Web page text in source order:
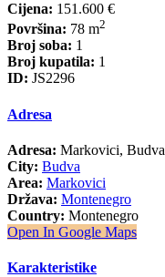
Cijena: 151.600 €
Površina: 78 m2
Broj soba: 1
Broj kupatila: 1
ID: JS2296
Adresa
Adresa: Markovici, Budva
City: Budva
Area: Markovici
Država: Montenegro
Country: Montenegro
Open In Google Maps
Karakteristike